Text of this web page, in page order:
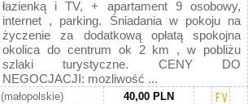
łazienką i TV, + apartament 9 osobowy,
internet , parking. Śniadania w pokoju na
życzenie za dodatkową opłatą spokojna
okolica do centrum ok 2 km , w pobliżu
szlaki turystyczne. CENY DO
NEGOCJACJI: mozliwość ...
(małopolskie) 40,00 PLN